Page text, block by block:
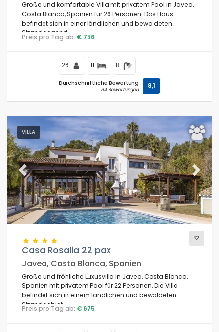
Filter löschen
Beliebte Dienste
Bedingungen
Optionell
Entfernungen
Komfort
Dienste
Blicke
Große und komfortable Villa mit privatem Pool in Javea,
Costa Blanca, Spanien für 26 Personen. Das Haus
befindet sich in einer ländlichen und bewaldeten
Strandgegend.
Preis pro Tag ab: € 756
26 11 8
Durchschnittliche Bewertung
94 Bewertungen 8,1
VILLA
Previous Next
Casa Rosalia 22 pax
Javea, Costa Blanca, Spanien
Große und fröhliche Luxusvilla in Javea, Costa Blanca,
Spanien mit privatem Pool für 22 Personen. Die Villa
befindet sich in einem ländlichen und bewaldeten
Strandgebiet.
Preis pro Tag ab: € 675